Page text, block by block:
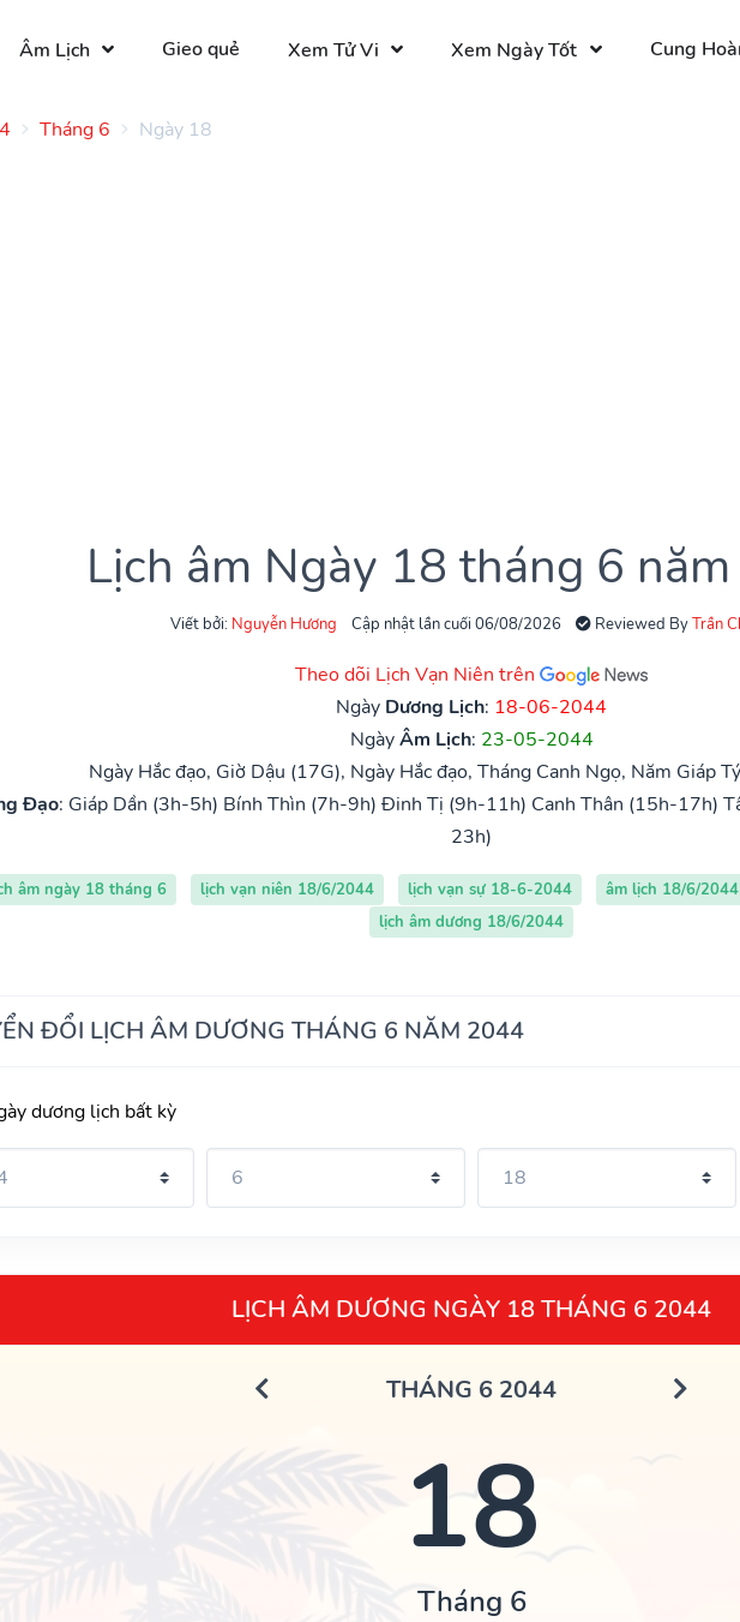
Âm Lịch Gieo quẻ Xem Tử Vi Xem Ngày Tốt Cung
Tháng 6 Ngày 18
Lịch âm Ngày 18 tháng 6
Viết bởi: Nguyễn Hương Cập nhật lần cuối 06/08/2026 Reviewed ByTrần
Theo dõi Lịch Vạn Niên trên
Ngày Dương Lịch: 18-06-2044
NgàyÂm Lịch: 23-05-2044
Ngày Hắc đạo, Giờ Dậu (17G), Ngày Hắc đạo, Tháng Canh Ngọ, Năm Giáp
Đạo: Giáp Dần (3h-5h) Bính Thìn (7h-9h) Đinh Tị (9h-11h) Canh Thân (15h-17h)
23h)
âm ngày 18 tháng 6 lịch vạn niên 18/6/2044 lịch vạn sự 18-6-2044 âm lịch 18/6/2044
lịch âm dương 18/6/2044
ĐỔI LỊCH ÂM DƯƠNG THÁNG 6 NĂM 2044
dương lịch bất kỳ
LỊCH ÂM DƯƠNG NGÀY 18 THÁNG 6 2044
THÁNG 6 2044
18
Tháng 6